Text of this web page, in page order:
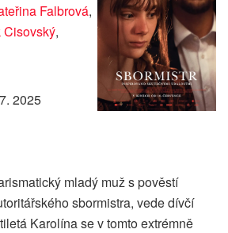
Falbrová,
Cisovský,
2025
mladý muž s pověstí
sbormistra, vede dívčí
Karolína se v tomto extrémně